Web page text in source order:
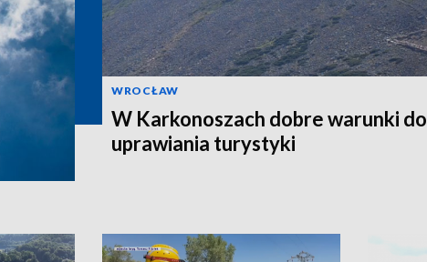
WROCŁAW
W Karkonoszach dobre warunki do
uprawiania turystyki